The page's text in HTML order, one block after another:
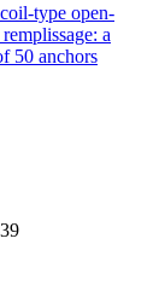
type open-
a
50 anchors